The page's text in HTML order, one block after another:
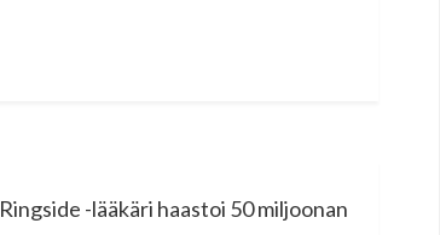
Ringside -lääkäri haastoi 50 miljoonan